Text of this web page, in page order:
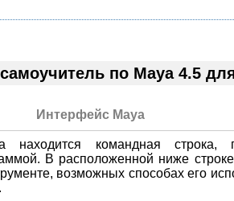
по Maya 4.5
Интерфейс Maya
находится командная строка,
В расположенной ниже строке
возможных способах его